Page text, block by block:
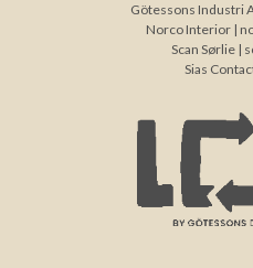
Götessons Industri
Norco Interior |
Scan Sørlie |
Sias